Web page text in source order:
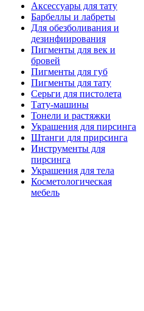
Аксессуары для тату
Барбеллы и лабреты
Для обезболивания и
дезинфиирования
Пигменты для век и
бровей
Пигменты для губ
Пигменты для тату
Серьги для пистолета
Тату-машины
Тонели и растяжки
Украшения для пирсинга
Штанги для прирсинга
Инструменты для
пирсинга
Украшения для тела
Косметологическая
мебель